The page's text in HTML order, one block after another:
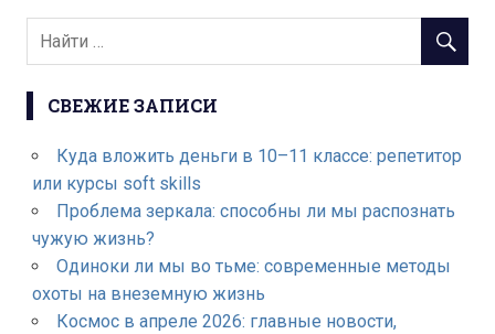
СВЕЖИЕ ЗАПИСИ
Куда вложить деньги в 10–11 классе: репетитор
или курсы soft skills
Проблема зеркала: способны ли мы распознать
чужую жизнь?
Одиноки ли мы во тьме: современные методы
охоты на внеземную жизнь
Космос в апреле 2026: главные новости,